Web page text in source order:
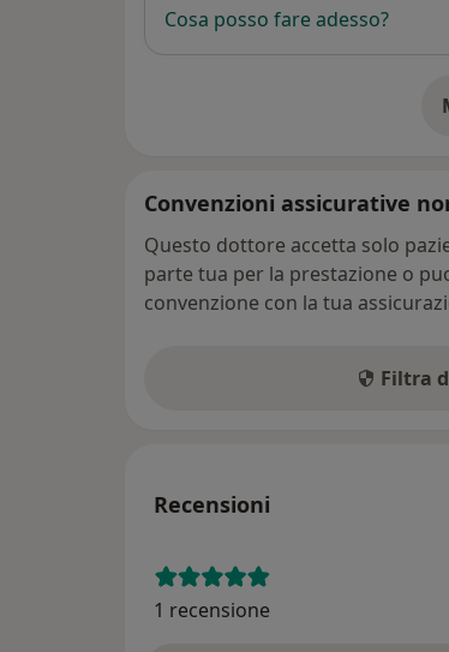
Cosa posso fare adesso?
Convenzioni assicurative
Questo dottore accetta solo
parte tua per la prestazione o
convenzione con la tua
Filtra
Recensioni
1 recensione